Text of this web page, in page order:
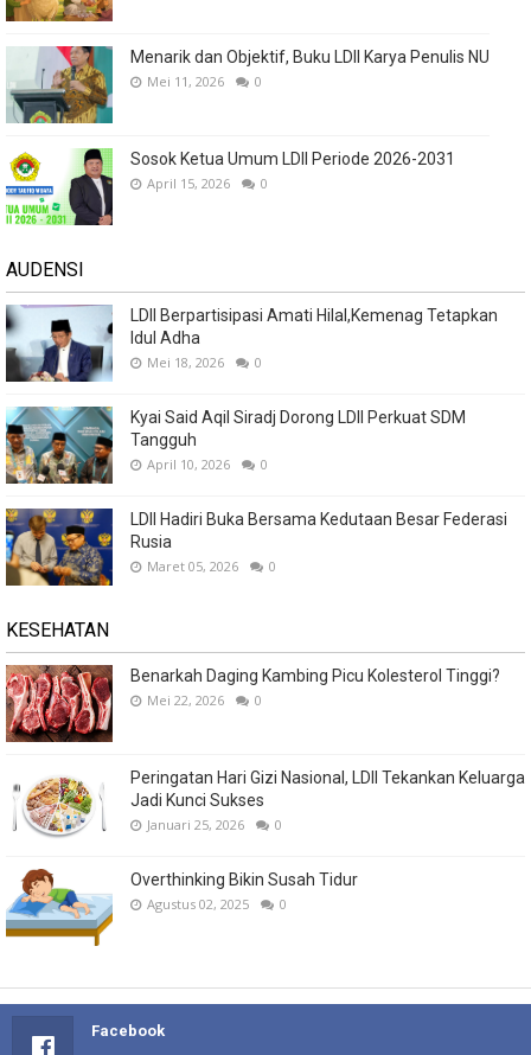
Menarik dan Objektif, Buku LDII Karya Penulis NU
Mei 11, 2026 0
Sosok Ketua Umum LDII Periode 2026-2031
April 15, 2026 0
AUDENSI
LDII Berpartisipasi Amati Hilal,Kemenag Tetapkan
Idul Adha
Mei 18, 2026 0
Kyai Said Aqil Siradj Dorong LDII Perkuat SDM
Tangguh
April 10, 2026 0
LDII Hadiri Buka Bersama Kedutaan Besar Federasi
Rusia
Maret 05, 2026 0
KESEHATAN
Benarkah Daging Kambing Picu Kolesterol Tinggi?
Mei 22, 2026 0
Peringatan Hari Gizi Nasional, LDII Tekankan Keluarga
Jadi Kunci Sukses
Januari 25, 2026 0
Overthinking Bikin Susah Tidur
Agustus 02, 2025 0
Facebook